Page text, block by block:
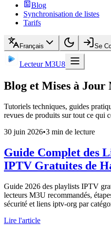
Blog
Synchronisation de listes
Tarifs
Français Se
Lecteur M3U8
Blog et Mises à Jour
Tutoriels techniques, guides
revues de produits sur tout ce qui
30 juin 2026•3 min de lecture
Guide Complet des
IPTV Gratuites de
Guide 2026 des playlists IPTV
lecteurs M3U recommandés,
sécurité et liens iptv-org par
Lire l'article